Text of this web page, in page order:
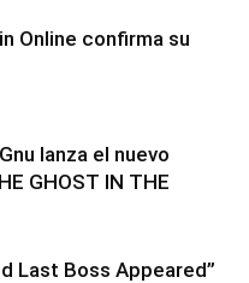
Online confirma su
lanza el nuevo
GHOST IN THE
Last Boss Appeared”